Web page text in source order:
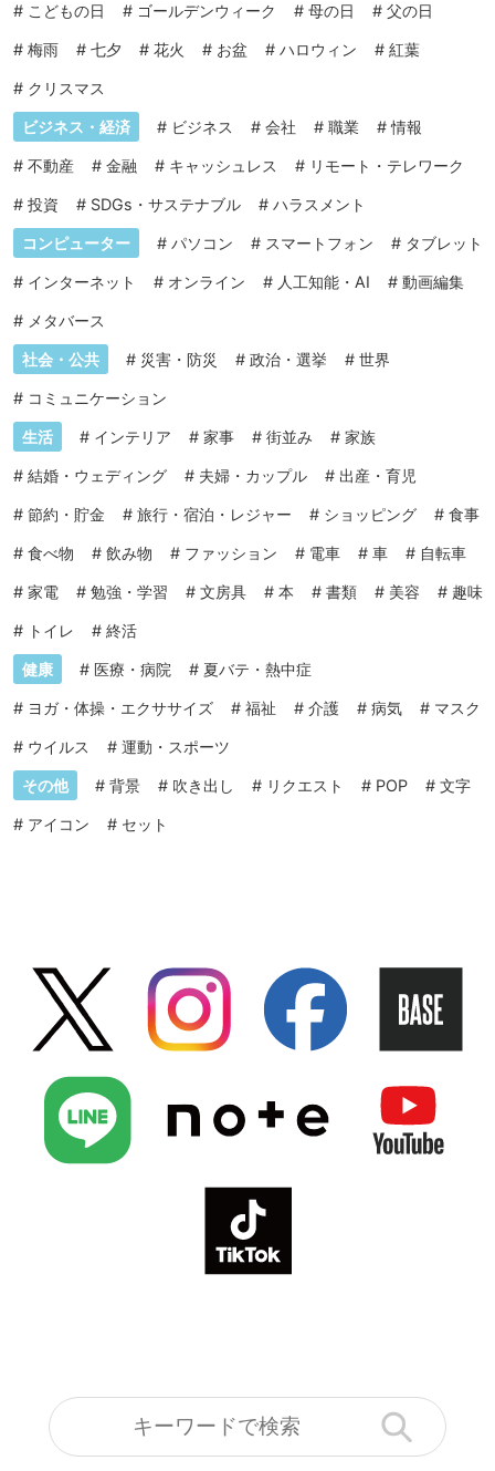
# こどもの日 # ゴールデンウィーク # 母の日 # 父の日
# 梅雨 # 七夕 # 花火 # お盆 # ハロウィン # 紅葉
# クリスマス
ビジネス・経済 # ビジネス # 会社 # 職業 #情報
# 不動産 # 金融 # キャッシュレス # リモート・テレワーク
# 投資 # SDGs・サステナブル # ハラスメント
コンピューター # パソコン # スマートフォン # タブレット
# インターネット # オンライン # 人工知能・AI # 動画編集
# メタバース
社会・公共 # 災害・防災 # 政治・選挙 # 世界
# コミュニケーション
生活 # インテリア # 家事 # 街並み # 家族
# 結婚・ウェディング # 夫婦・カップル # 出産・育児
# 節約・貯金 # 旅行・宿泊・レジャー # ショッピング # 食事
# 食べ物 # 飲み物 # ファッション # 電車 # 車 # 自転車
# 家電 # 勉強・学習 # 文房具 # 本 # 書類 # 美容 # 趣味
# トイレ # 終活
健康 # 医療・病院 # 夏バテ・熱中症
# ヨガ・体操・エクササイズ # 福祉 # 介護 # 病気 # マスク
# ウイルス # 運動・スポーツ
その他 # 背景 # 吹き出し # リクエスト # POP # 文字
# アイコン # セット